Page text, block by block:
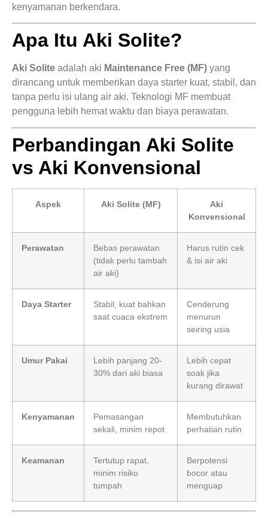
kenyamanan berkendara.
Apa Itu Aki Solite?
Aki Solite adalah aki Maintenance Free (MF) yang
dirancang untuk memberikan daya starter kuat, stabil, dan
tanpa perlu isi ulang air aki. Teknologi MF membuat
pengguna lebih hemat waktu dan biaya perawatan.
Perbandingan Aki Solite
vs Aki Konvensional
Aspek Aki Solite (MF)
Aki
Konvensional
Perawatan
Bebas perawatan
(tidak perlu tambah
air aki)
Harus rutin cek
& isi air aki
Daya Starter
Stabil, kuat bahkan
saat cuaca ekstrem
Cenderung
menurun
seiring usia
Umur Pakai
Lebih panjang 20-
30% dari aki biasa
Lebih cepat
soak jika
kurang dirawat
Kenyamanan
Pemasangan
sekali, minim repot
Membutuhkan
perhatian rutin
Keamanan
Tertutup rapat,
minim risiko
tumpah
Berpotensi
bocor atau
menguap